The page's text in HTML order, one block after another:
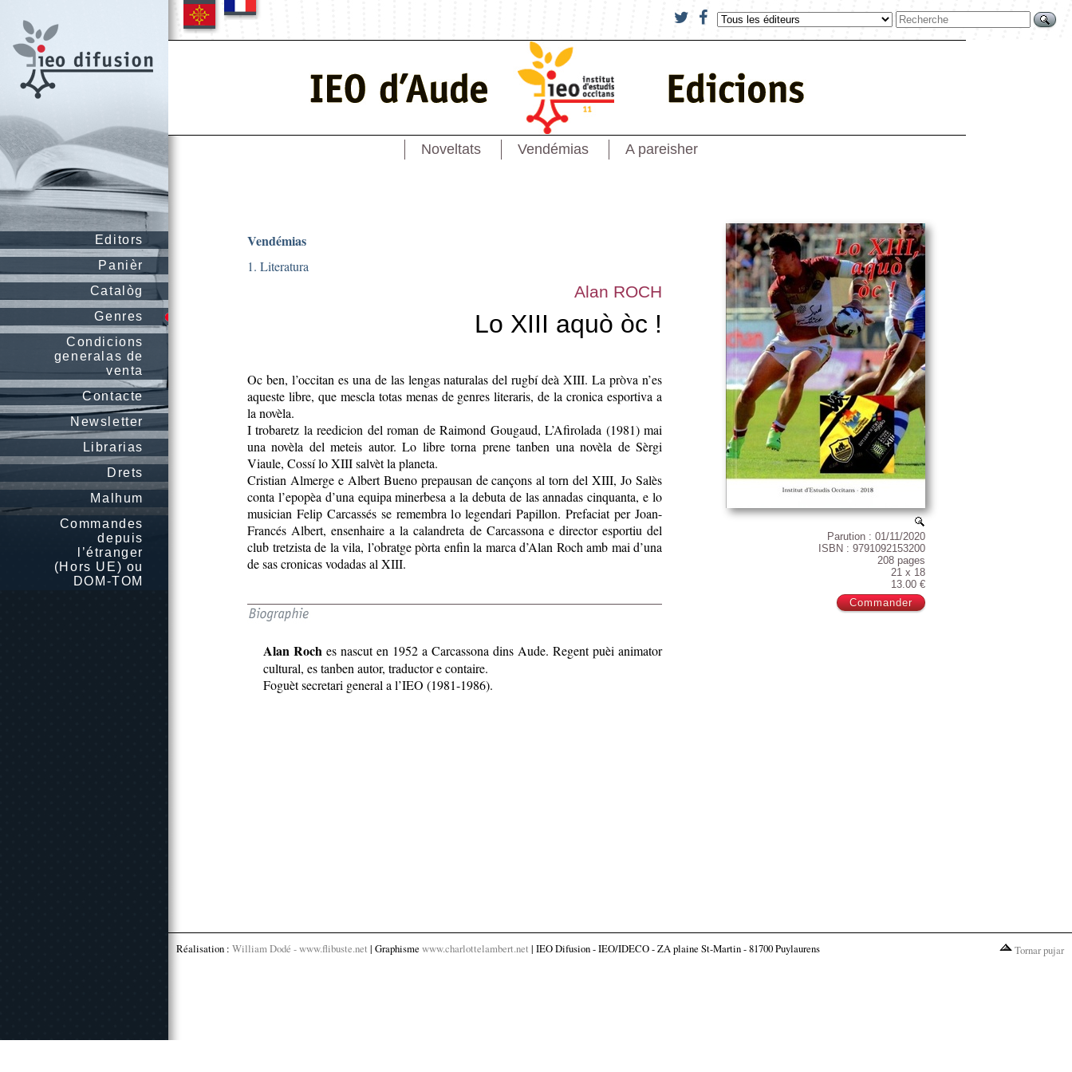
Editors
Panièr
Catalòg
Genres
Condicions
generalas de
venta
Contacte
Newsletter
Librarias
Drets
Malhum
Commandes
depuis
l’étranger
(Hors UE) ou
DOM-TOM
Noveltats Vendémias A pareisher
Parution : 01/11/2020
ISBN : 9791092153200
208 pages
21 x 18
13.00 €
Vendémias
1. Literatura
Alan ROCH
Lo XIII aquò òc !
Oc ben, l’occitan es una de las lengas naturalas del rugbí deà XIII. La pròva n’es
aqueste libre, que mescla totas menas de genres literaris, de la cronica esportiva a
la novèla.
I trobaretz la reedicion del roman de Raimond Gougaud, L’Afirolada (1981) mai
una novèla del meteis autor. Lo libre torna prene tanben una novèla de Sèrgi
Viaule, Cossí lo XIII salvèt la planeta.
Cristian Almerge e Albert Bueno prepausan de cançons al torn del XIII, Jo Salès
conta l’epopèa d’una equipa minerbesa a la debuta de las annadas cinquanta, e lo
musician Felip Carcassés se remembra lo legendari Papillon. Prefaciat per Joan-
Francés Albert, ensenhaire a la calandreta de Carcassona e director esportiu del
club tretzista de la vila, l’obratge pòrta enfin la marca d’Alan Roch amb mai d’una
de sas cronicas vodadas al XIII.
Alan Roch es nascut en 1952 a Carcassona dins Aude. Regent puèi animator
cultural, es tanben autor, traductor e contaire.
Foguèt secretari general a l’IEO (1981-1986).
Réalisation : William Dodé - www.flibuste.net | Graphisme www.charlottelambert.net | IEO Difusion - IEO/IDECO - ZA plaine St-Martin - 81700 Puylaurens Tornar pujar